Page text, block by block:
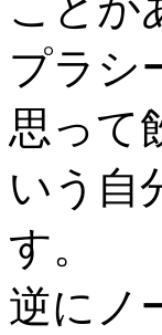
プラシ
思って
いう自
す。
逆にノ